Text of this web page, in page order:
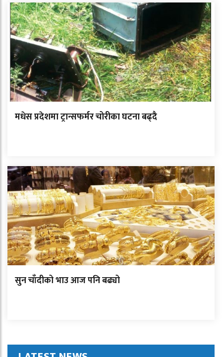
मधेस प्रदेशमा ट्रान्सफर्मर चोरीका घटना बढ्दै
सुन चाँदीको भाउ आज पनि बढ्यो